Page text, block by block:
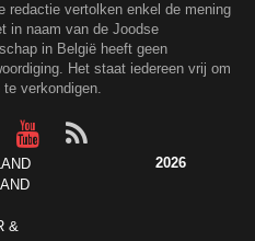
redactie vertolken enkel de mening
in naam van de Joodse
in België heeft geen
Het staat iedereen vrij om
verkondigen.
&
2026